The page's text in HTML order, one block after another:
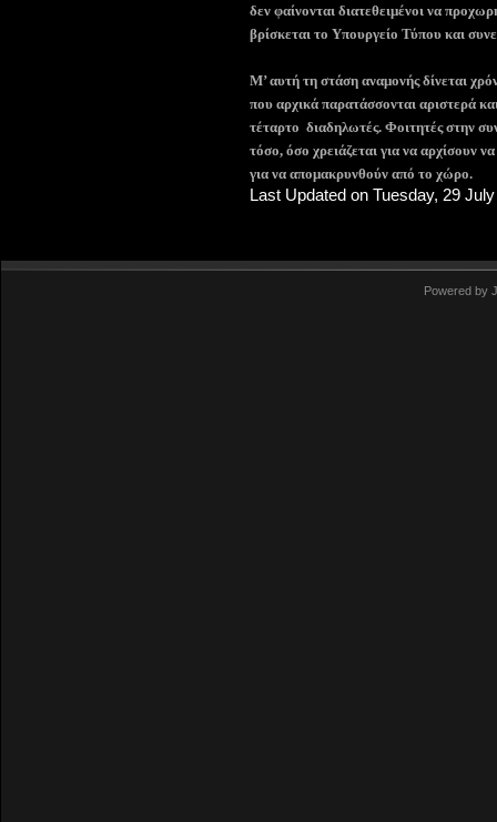
δεν φαίνονται διατεθειμένοι να
βρίσκεται το Υπουργείο Τύπου και
Μ’ αυτή τη στάση αναμονής δίνεται
που αρχικά παρατάσσονται αριστερά
τέταρτο διαδηλωτές. Φοιτητές στην
τόσο, όσο χρειάζεται για να αρχίσουν
για να απομακρυνθούν από το χώρο.
Last Updated on Tuesday, 29
Powered by